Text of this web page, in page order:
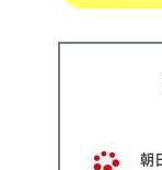
朝